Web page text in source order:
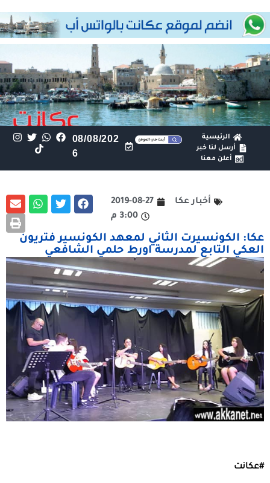
الرئيسية
أرسل لنا خبر
أعلن معنا
08/08/202
6
أخبار عكا
2019-08-27
3:00 م
عكا: الكونسيرت الثاني لمعهد الكونسير فتريون
العكي التابع لمدرسة اورط حلمي الشافعي
#عكانت